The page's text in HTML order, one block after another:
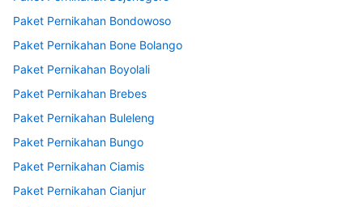
Paket Pernikahan Bondowoso
Paket Pernikahan Bone Bolango
Paket Pernikahan Boyolali
Paket Pernikahan Brebes
Paket Pernikahan Buleleng
Paket Pernikahan Bungo
Paket Pernikahan Ciamis
Paket Pernikahan Cianjur